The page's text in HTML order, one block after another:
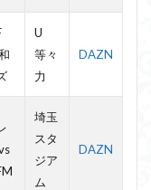
U
等々
力
DAZN
埼玉
スタ
ジア
ム
DAZN